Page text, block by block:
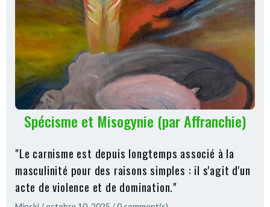
Spécisme et Misogynie (par Affranchie)
"Le carnisme est depuis longtemps associé à la
masculinité pour des raisons simples : il s'agit d'un
acte de violence et de domination."